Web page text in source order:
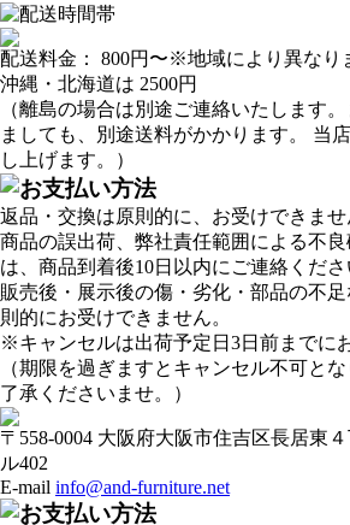
配送料金： 800円 〜※地域により異なり
沖縄・北海道は 2500円
（離島の場合は別途ご連絡いたします
ましても、別途送料がかかります。 当
し上げます。）
返品・交換は原則的に、お受けできませ
商品の誤出荷、弊社責任範囲による不
は、商品到着後10日以内にご連絡くださ
販売後・展示後の傷・劣化・部品の不
則的にお受けできません。
※キャンセルは出荷予定日3日前までに
（期限を過ぎますとキャンセル不可と
了承くださいませ。）
〒558-0004 大阪府大阪市住吉区長居東
ル402
E-mail info@and-furniture.net